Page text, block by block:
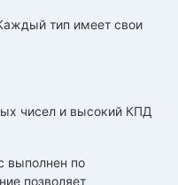
тип имеет свои
чисел и высокий КПД
выполнен по
позволяет